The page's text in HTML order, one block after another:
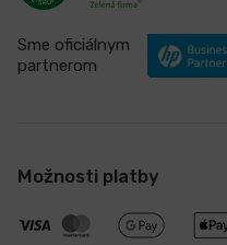
Sme oficiálnym
partnerom
Možnosti platby